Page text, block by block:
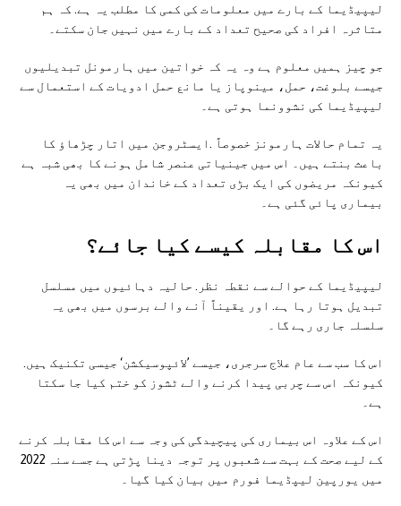
لیپیڈیما کے بارے میں معلومات کی کمی کا مطلب یہ ہے. کہ ہم
متاثرہ افراد کی صحیح تعداد کے بارے میں نہیں جان سکتے۔
جو چیز ہمیں معلوم ہے وہ یہ کہ خواتین میں ہارمونل تبدیلیوں
جیسے بلوغت، حمل، مینوپاز یا مانع حمل ادویات کے استعمال سے
لیپیڈیما کی نشوونما ہوتی ہے۔
یہ تمام حالات ہارمونز خصوصاً .ایسٹروجن میں اتار چڑھاؤ کا
باعث بنتے ہیں۔ اس میں جینیاتی عنصر شامل ہونے کا بھی شبہ ہے
کیونکہ مریضوں کی ایک بڑی تعداد کے خاندان میں بھی یہ
بیماری پائی گئی ہے۔
اس کا مقابلہ کیسے کیا جائے؟
لیپیڈیما کے حوالے سے نقطہ نظر. حالیہ دہائیوں میں مسلسل
تبدیل ہوتا رہا ہے. اور یقیناً آنے والے برسوں میں بھی یہ
سلسلہ جاری رہے گا۔
اس کا سب سے عام علاج سرجری، جیسے ’لائپوسیکشن‘ جیسی تکنیک ہیں.
کیونکہ اس سے چربی پیدا کرنے والے ٹشوز کو ختم کیا جا سکتا
ہے۔
اس کے علاوہ اس بیماری کی پیچیدگی کی وجہ سے اس کا مقابلہ کرنے
کے لیے صحت کے بہت سے شعبوں پر توجہ دینا پڑتی ہے جسے سنہ 2022
میں یورپین لیپڈیما فورم میں بیان کیا گیا۔